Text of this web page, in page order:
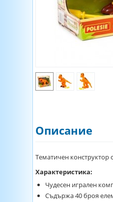
Описание
Тематичен
Характеристика:
Чудесен игрален
Съдържа 40 броя